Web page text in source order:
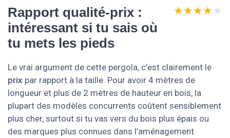
Rapport qualité-prix :
intéressant si tu sais où
tu mets les pieds
★★★★★
★★★★★
Le vrai argument de cette pergola, c’est clairement le
prix par rapport à la taille. Pour avoir 4 mètres de
longueur et plus de 2 mètres de hauteur en bois, la
plupart des modèles concurrents coûtent sensiblement
plus cher, surtout si tu vas vers du bois plus épais ou
des marques plus connues dans l’aménagement